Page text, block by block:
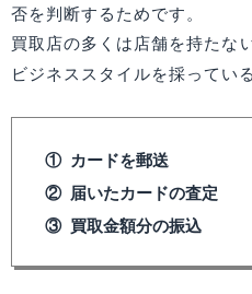
否を判断するためです。
買取店の多くは店舗を持たな
ビジネススタイルを採ってい
カードを郵送
届いたカードの査定
買取金額分の振込